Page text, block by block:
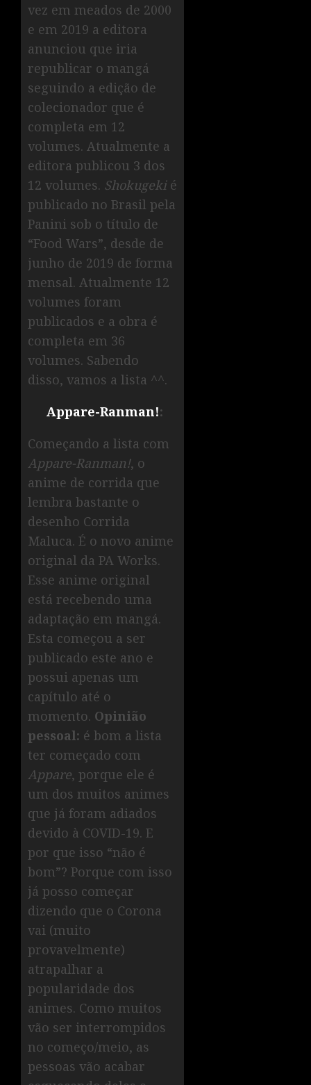
vez em meados de 2000
e em 2019 a editora
anunciou que iria
republicar o mangá
seguindo a edição de
colecionador que é
completa em 12
volumes. Atualmente a
editora publicou 3 dos
12 volumes. Shokugekié
publicado no Brasil pela
Panini sob o título de
“Food Wars”, desde de
junho de 2019 de forma
mensal. Atualmente 12
volumes foram
publicados e a obra é
completa em 36
volumes. Sabendo
disso, vamos a lista ^^.
Appare-Ranman!:
Começando a lista com
Appare-Ranman!, o
anime de corrida que
lembra bastante o
desenho Corrida
Maluca. É o novo anime
original da PA Works.
Esse anime original
está recebendo uma
adaptação em mangá.
Esta começou a ser
publicado este ano e
possui apenas um
capítulo até o
momento. Opinião
pessoal: é bom a lista
ter começado com
Appare, porque ele é
um dos muitos animes
que já foram adiados
devido à COVID-19. E
por que isso “não é
bom”? Porque com isso
já posso começar
dizendo que o Corona
vai (muito
provavelmente)
atrapalhar a
popularidade dos
animes. Como muitos
vão ser interrompidos
no começo/meio, as
pessoas vão acabar